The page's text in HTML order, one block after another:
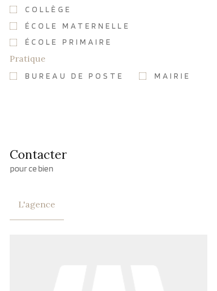
COLLÈGE
ÉCOLE MATERNELLE
ÉCOLE PRIMAIRE
Pratique
BUREAU DE POSTE MAIRIE
Contacter
pour ce bien
L'agence